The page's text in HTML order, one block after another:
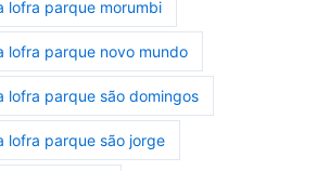
lofra parque morumbi
lofra parque novo mundo
lofra parque são domingos
lofra parque são jorge